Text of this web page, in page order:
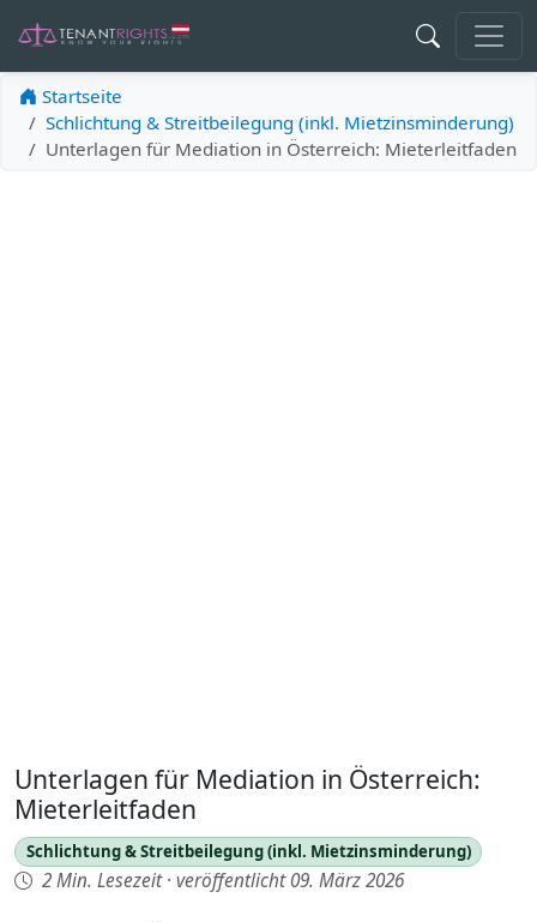
Startseite
Schlichtung & Streitbeilegung (inkl. Mietzinsminderung)
Unterlagen für Mediation in Österreich: Mieterleitfaden
Unterlagen für Mediation in Österreich:
Mieterleitfaden
Schlichtung & Streitbeilegung (inkl. Mietzinsminderung)
2 Min. Lesezeit · veröffentlicht 09. März 2026